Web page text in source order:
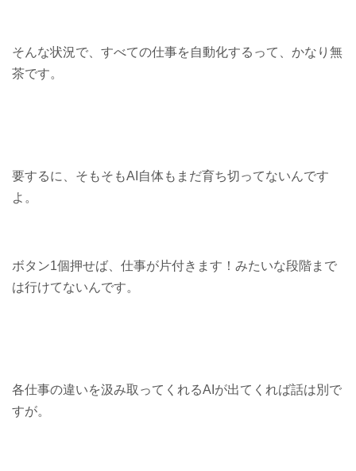
そんな状況で、すべての仕事を自動化するって、かなり無
茶です。
要するに、そもそもAI自体もまだ育ち切ってないんです
よ。
ボタン1個押せば、仕事が片付きます！みたいな段階まで
は行けてないんです。
各仕事の違いを汲み取ってくれるAIが出てくれば話は別で
すが。